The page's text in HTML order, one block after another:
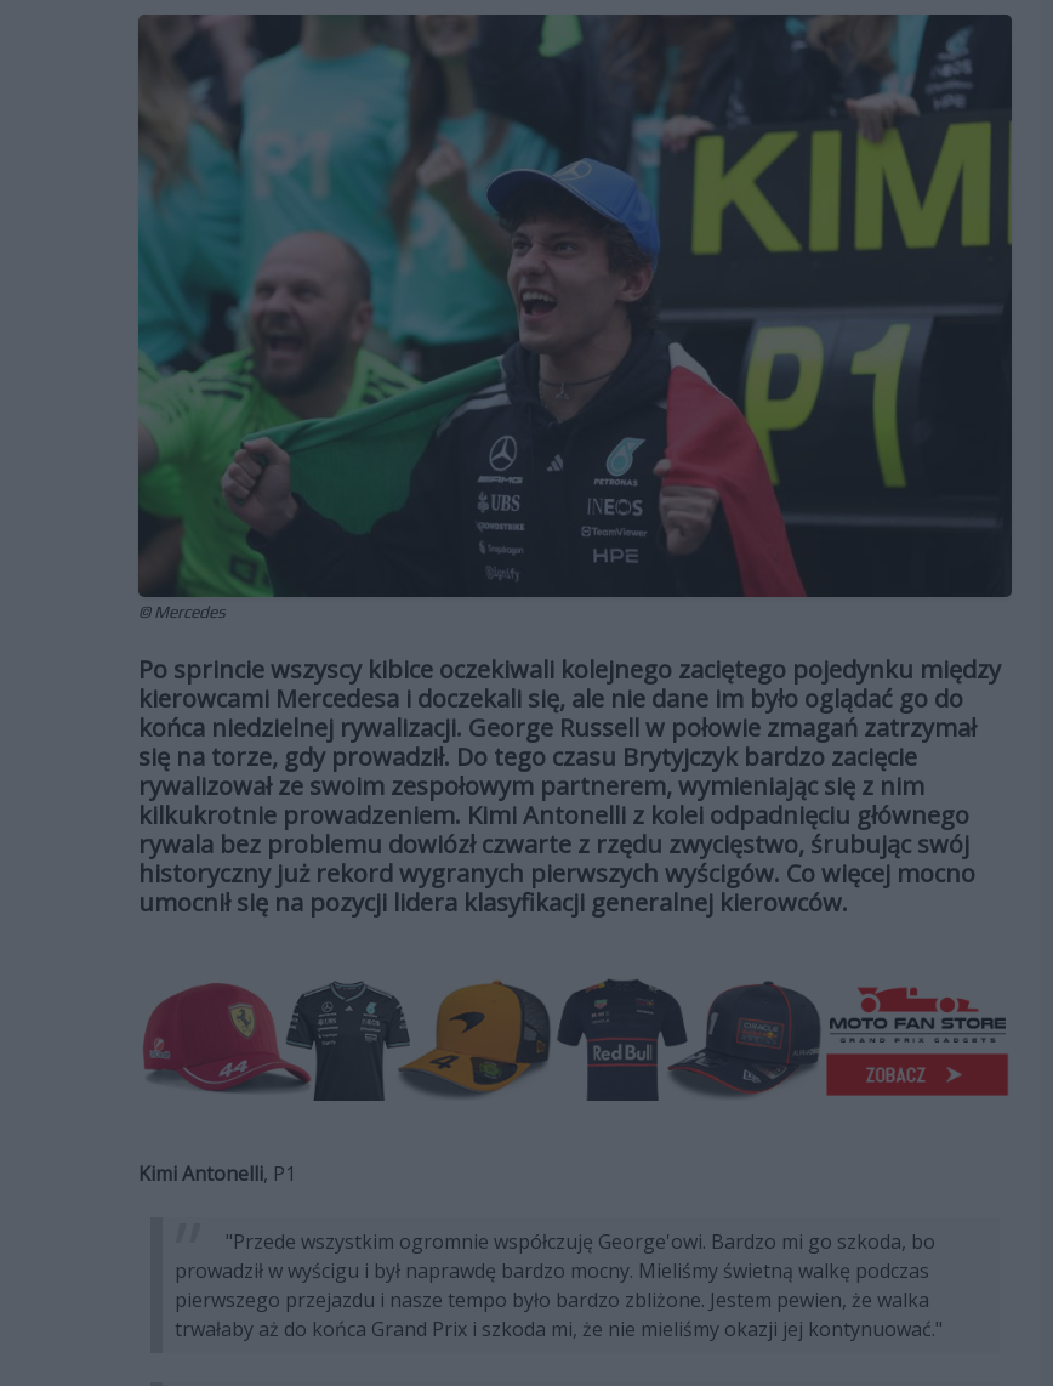
© Mercedes
Po sprincie wszyscy kibice oczekiwali kolejnego zaciętego pojedynku między
kierowcami Mercedesa i doczekali się, ale nie dane im było oglądać go do
końca niedzielnej rywalizacji. George Russell w połowie zmagań zatrzymał
się na torze, gdy prowadził. Do tego czasu Brytyjczyk bardzo zacięcie
rywalizował ze swoim zespołowym partnerem, wymieniając się z nim
kilkukrotnie prowadzeniem. Kimi Antonelli z kolei odpadnięciu głównego
rywala bez problemu dowiózł czwarte z rzędu zwycięstwo, śrubując swój
historyczny już rekord wygranych pierwszych wyścigów. Co więcej mocno
umocnił się na pozycji lidera klasyfikacji generalnej kierowców.
Kimi Antonelli, P1
"Przede wszystkim ogromnie współczuję George'owi. Bardzo mi go szkoda, bo
prowadził w wyścigu i był naprawdę bardzo mocny. Mieliśmy świetną walkę podczas
pierwszego przejazdu i nasze tempo było bardzo zbliżone. Jestem pewien, że walka
trwałaby aż do końca Grand Prix i szkoda mi, że nie mieliśmy okazji jej kontynuować."